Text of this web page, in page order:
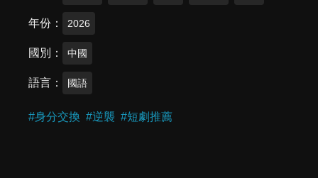
年份 2026
國別 中國
語言 國語
#身分交換 #逆襲 #短劇推薦